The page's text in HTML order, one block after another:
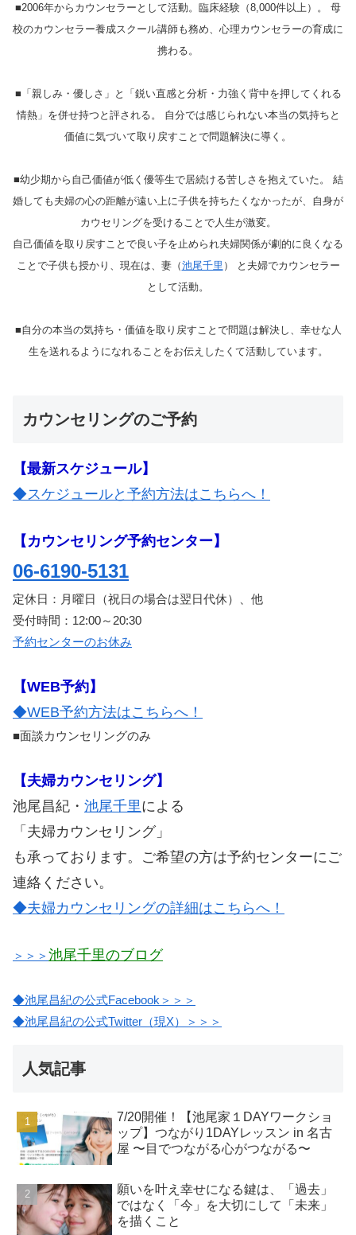
■2006年からカウンセラーとして活動。臨床経験（8,000件以上）。 母
校のカウンセラー養成スクール講師も務め、心理カウンセラーの育成に
携わる。
■「親しみ・優しさ」と「鋭い直感と分析・力強く背中を押してくれる
情熱」を併せ持つと評される。 自分では感じられない本当の気持ちと
価値に気づいて取り戻すことで問題解決に導く。
■幼少期から自己価値が低く優等生で居続ける苦しさを抱えていた。 結
婚しても夫婦の心の距離が遠い上に子供を持ちたくなかったが、自身が
カウセリングを受けることで人生が激変。
自己価値を取り戻すことで良い子を止められ夫婦関係が劇的に良くなる
ことで子供も授かり、現在は、妻（池尾千里 ） と夫婦でカウンセラー
として活動。
■自分の本当の気持ち・価値を取り戻すことで問題は解決し、幸せな人
生を送れるようになれることをお伝えしたくて活動しています。
カウンセリングのご予約
【最新スケジュール】
◆スケジュールと予約方法はこちらへ！
【カウンセリング予約センター】
06-6190-5131
定休日：月曜日（祝日の場合は翌日代休）、他
受付時間：12:00～20:30
予約センターのお休み
【WEB予約】
◆WEB予約方法はこちらへ！
■面談カウンセリングのみ
【夫婦カウンセリング】
池尾昌紀・ 池尾千里による
「夫婦カウンセリング」
も承っております。ご希望の方は予約センターにご
連絡ください。
◆夫婦カウンセリングの詳細はこちらへ！
＞＞＞ 池尾千里のブログ
◆池尾昌紀の公式Facebook＞＞＞
◆池尾昌紀の公式Twitter（現X）＞＞＞
人気記事
7/20開催！【池尾家１DAYワークショ
ップ】つながり1DAYレッスン in 名古
屋 〜目でつながる心がつながる〜
願いを叶え幸せになる鍵は、「過去」
ではなく「今」を大切にして「未来」
を描くこと